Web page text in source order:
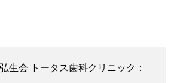
生会 トータス歯科クリニック：